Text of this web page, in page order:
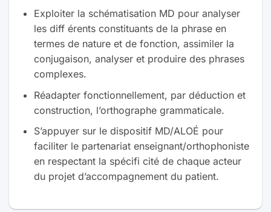
Exploiter la schématisation MD pour analyser
les diff érents constituants de la phrase en
termes de nature et de fonction, assimiler la
conjugaison, analyser et produire des phrases
complexes.
Réadapter fonctionnellement, par déduction et
construction, l’orthographe grammaticale.
S’appuyer sur le dispositif MD/ALOÉ pour
faciliter le partenariat enseignant/orthophoniste
en respectant la spécifi cité de chaque acteur
du projet d’accompagnement du patient.